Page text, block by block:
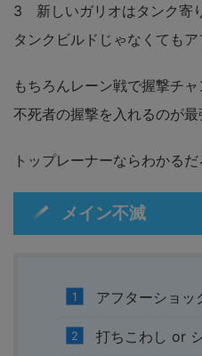
3 新しいガリオはタンク寄
タンクビルドじゃなくてもア
もちろんレーン戦で握撃チャ
不死者の握撃を入れるのが最
トップレーナーならわかるだ
メイン不滅
アフターショッ
打ちこわし or